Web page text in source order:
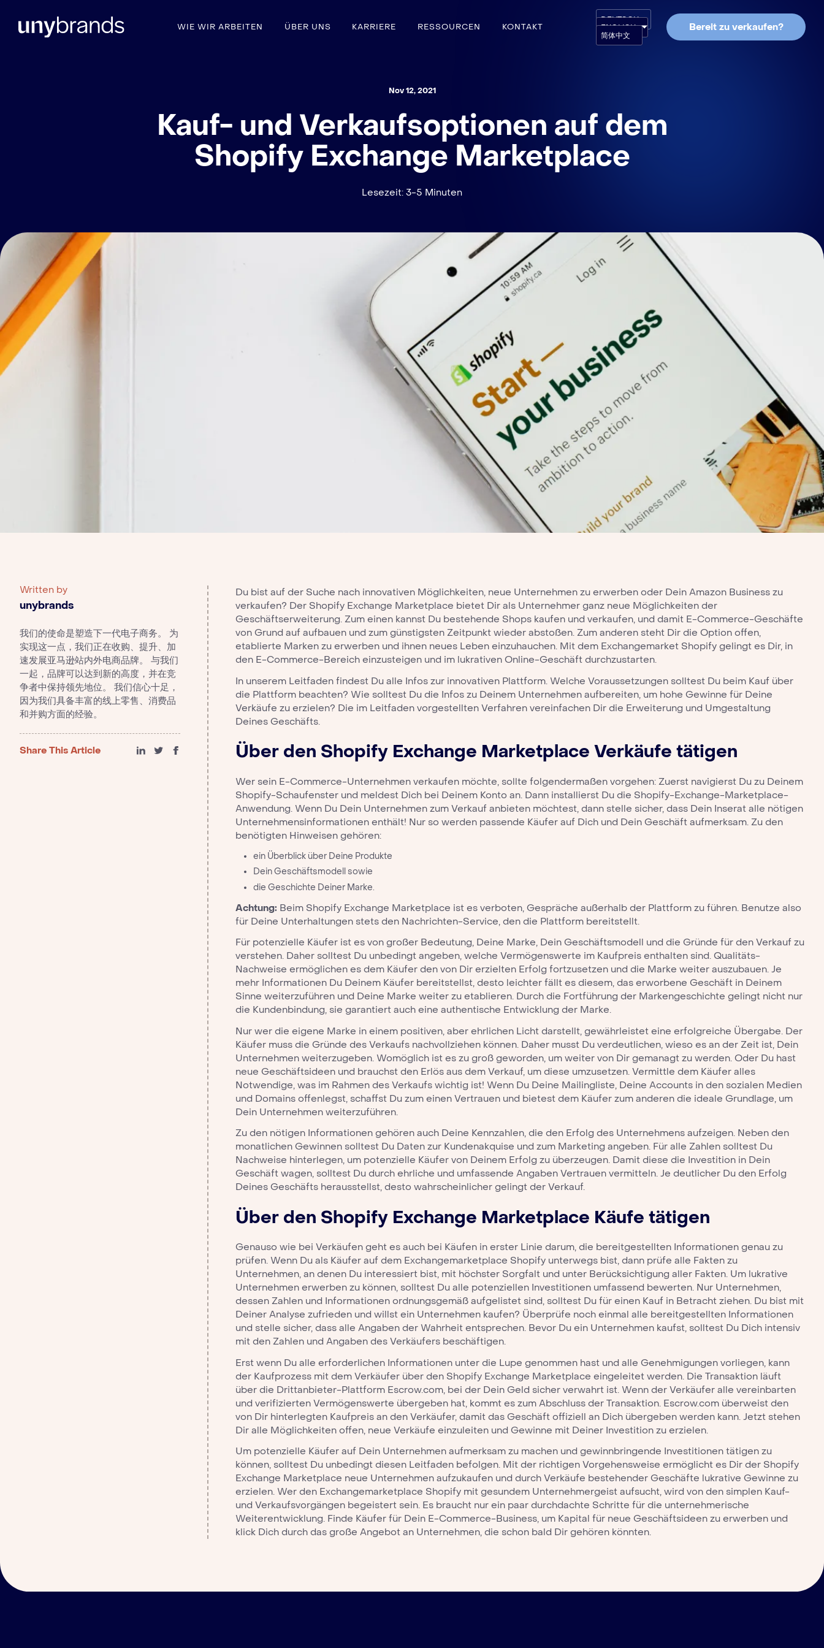
WIE WIR ARBEITEN ÜBER UNS KARRIERE RESSOURCEN KONTAKT
DEUTSCH
ENGLISH
简体中文
Bereit zu verkaufen?
Nov 12, 2021
Kauf- und Verkaufsoptionen auf dem
Shopify Exchange Marketplace
Lesezeit: 3-5 Minuten
Written by
unybrands
我们的使命是塑造下一代电子商务。 为
实现这一点，我们正在收购、提升、加
速发展亚马逊站内外电商品牌。 与我们
一起，品牌可以达到新的高度，并在竞
争者中保持领先地位。 我们信心十足，
因为我们具备丰富的线上零售、消费品
和并购方面的经验。
Share This Article
Du bist auf der Suche nach innovativen Möglichkeiten, neue Unternehmen zu erwerben oder Dein Amazon Business zu
verkaufen? Der Shopify Exchange Marketplace bietet Dir als Unternehmer ganz neue Möglichkeiten der
Geschäftserweiterung. Zum einen kannst Du bestehende Shops kaufen und verkaufen, und damit E-Commerce-Geschäfte
von Grund auf aufbauen und zum günstigsten Zeitpunkt wieder abstoßen. Zum anderen steht Dir die Option offen,
etablierte Marken zu erwerben und ihnen neues Leben einzuhauchen. Mit dem Exchangemarket Shopifygelingt es Dir, in
den E-Commerce-Bereich einzusteigen und im lukrativen Online-Geschäft durchzustarten.
In unserem Leitfaden findest Du alle Infos zur innovativen Plattform. Welche Voraussetzungen solltest Du beim Kauf über
die Plattform beachten? Wie solltest Du die Infos zu Deinem Unternehmen aufbereiten, um hohe Gewinne für Deine
Verkäufe zu erzielen? Die im Leitfaden vorgestellten Verfahren vereinfachen Dir die Erweiterung und Umgestaltung
Deines Geschäfts.
Über den Shopify Exchange Marketplace Verkäufe tätigen
Wer sein E-Commerce-Unternehmen verkaufen möchte, sollte folgendermaßen vorgehen: Zuerst navigierst Du zu Deinem
Shopify-Schaufenster und meldest Dich bei Deinem Konto an. Dann installierst Du die Shopify-Exchange-Marketplace-
Anwendung. Wenn Du Dein Unternehmen zum Verkauf anbieten möchtest, dann stelle sicher, dass Dein Inserat alle nötigen
Unternehmensinformationen enthält! Nur so werden passende Käufer auf Dich und Dein Geschäft aufmerksam. Zu den
benötigten Hinweisen gehören:
ein Überblick über Deine Produkte
Dein Geschäftsmodell sowie
die Geschichte Deiner Marke.
Achtung:Beim Shopify Exchange Marketplace ist es verboten, Gespräche außerhalb der Plattform zu führen. Benutze also
für Deine Unterhaltungen stets den Nachrichten-Service, den die Plattform bereitstellt.
Für potenzielle Käufer ist es von großer Bedeutung, Deine Marke, Dein Geschäftsmodell und die Gründe für den Verkauf zu
verstehen. Daher solltest Du unbedingt angeben, welche Vermögenswerte im Kaufpreis enthalten sind. Qualitäts-
Nachweise ermöglichen es dem Käufer den von Dir erzielten Erfolg fortzusetzen und die Marke weiter auszubauen. Je
mehr Informationen Du Deinem Käufer bereitstellst, desto leichter fällt es diesem, das erworbene Geschäft in Deinem
Sinne weiterzuführen und Deine Marke weiter zu etablieren. Durch die Fortführung der Markengeschichte gelingt nicht nur
die Kundenbindung, sie garantiert auch eine authentische Entwicklung der Marke.
Nur wer die eigene Marke in einem positiven, aber ehrlichen Licht darstellt, gewährleistet eine erfolgreiche Übergabe. Der
Käufer muss die Gründe des Verkaufs nachvollziehen können. Daher musst Du verdeutlichen, wieso es an der Zeit ist, Dein
Unternehmen weiterzugeben. Womöglich ist es zu groß geworden, um weiter von Dir gemanagt zu werden. Oder Du hast
neue Geschäftsideen und brauchst den Erlös aus dem Verkauf, um diese umzusetzen. Vermittle dem Käufer alles
Notwendige, was im Rahmen des Verkaufs wichtig ist! Wenn Du Deine Mailingliste, Deine Accounts in den sozialen Medien
und Domains offenlegst, schaffst Du zum einen Vertrauen und bietest dem Käufer zum anderen die ideale Grundlage, um
Dein Unternehmen weiterzuführen.
Zu den nötigen Informationen gehören auch Deine Kennzahlen, die den Erfolg des Unternehmens aufzeigen. Neben den
monatlichen Gewinnen solltest Du Daten zur Kundenakquise und zum Marketing angeben. Für alle Zahlen solltest Du
Nachweise hinterlegen, um potenzielle Käufer von Deinem Erfolg zu überzeugen. Damit diese die Investition in Dein
Geschäft wagen, solltest Du durch ehrliche und umfassende Angaben Vertrauen vermitteln. Je deutlicher Du den Erfolg
Deines Geschäfts herausstellst, desto wahrscheinlicher gelingt der Verkauf.
Über den Shopify Exchange Marketplace Käufe tätigen
Genauso wie bei Verkäufen geht es auch bei Käufen in erster Linie darum, die bereitgestellten Informationen genau zu
prüfen. Wenn Du als Käufer auf dem Exchangemarketplace Shopifyunterwegs bist, dann prüfe alle Fakten zu
Unternehmen, an denen Du interessiert bist, mit höchster Sorgfalt und unter Berücksichtigung aller Fakten. Um lukrative
Unternehmen erwerben zu können, solltest Du alle potenziellen Investitionen umfassend bewerten. Nur Unternehmen,
dessen Zahlen und Informationen ordnungsgemäß aufgelistet sind, solltest Du für einen Kauf in Betracht ziehen. Du bist mit
Deiner Analyse zufrieden und willst ein Unternehmen kaufen? Überprüfe noch einmal alle bereitgestellten Informationen
und stelle sicher, dass alle Angaben der Wahrheit entsprechen. Bevor Du ein Unternehmen kaufst, solltest Du Dich intensiv
mit den Zahlen und Angaben des Verkäufers beschäftigen.
Erst wenn Du alle erforderlichen Informationen unter die Lupe genommen hast und alle Genehmigungen vorliegen, kann
der Kaufprozess mit dem Verkäufer über den Shopify Exchange Marketplace eingeleitet werden. Die Transaktion läuft
über die Drittanbieter-Plattform Escrow.com, bei der Dein Geld sicher verwahrt ist. Wenn der Verkäufer alle vereinbarten
und verifizierten Vermögenswerte übergeben hat, kommt es zum Abschluss der Transaktion. Escrow.com überweist den
von Dir hinterlegten Kaufpreis an den Verkäufer, damit das Geschäft offiziell an Dich übergeben werden kann. Jetzt stehen
Dir alle Möglichkeiten offen, neue Verkäufe einzuleiten und Gewinne mit Deiner Investition zu erzielen.
Um potenzielle Käufer auf Dein Unternehmen aufmerksam zu machen und gewinnbringende Investitionen tätigen zu
können, solltest Du unbedingt diesen Leitfaden befolgen. Mit der richtigen Vorgehensweise ermöglicht es Dir der Shopify
Exchange Marketplace neue Unternehmen aufzukaufen und durch Verkäufe bestehender Geschäfte lukrative Gewinne zu
erzielen. Wer den Exchangemarketplace Shopifymit gesundem Unternehmergeist aufsucht, wird von den simplen Kauf-
und Verkaufsvorgängen begeistert sein. Es braucht nur ein paar durchdachte Schritte für die unternehmerische
Weiterentwicklung. Finde Käufer für Dein E-Commerce-Business, um Kapital für neue Geschäftsideen zu erwerben und
klick Dich durch das große Angebot an Unternehmen, die schon bald Dir gehören könnten.